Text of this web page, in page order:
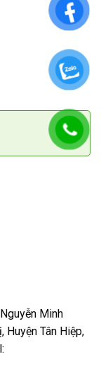
Minh
Huyện Tân Hiệp,